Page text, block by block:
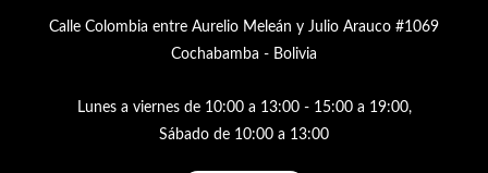
Calle Colombia entre Aurelio Meleán y Julio Arauco #1069
Cochabamba - Bolivia
Lunes a viernes de 10:00 a 13:00 - 15:00 a 19:00,
Sábado de 10:00 a 13:00